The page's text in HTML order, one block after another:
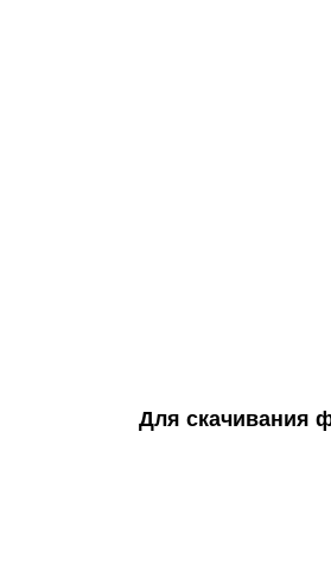
Для скачивания